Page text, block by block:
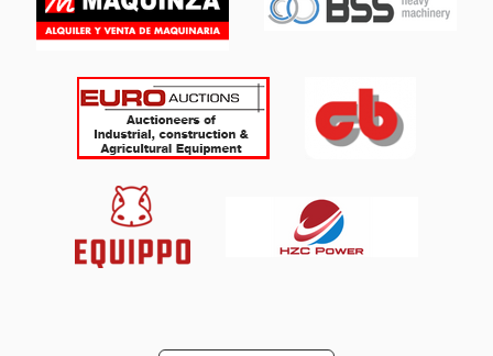
Rechte Slijper
Sbs 8 70
Schuren Van De Machine
Slijpen Van Gereedschap